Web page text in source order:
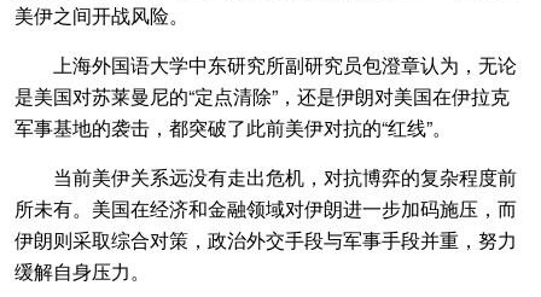
美伊之间开战风险。
上海外国语大学中东研究所副研究员包澄章认为，无论
是美国对苏莱曼尼的“定点清除”，还是伊朗对美国在伊拉克
军事基地的袭击，都突破了此前美伊对抗的“红线”。
当前美伊关系远没有走出危机，对抗博弈的复杂程度前
所未有。美国在经济和金融领域对伊朗进一步加码施压，而
伊朗则采取综合对策，政治外交手段与军事手段并重，努力
缓解自身压力。